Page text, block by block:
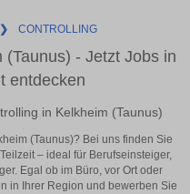
❯ CONTROLLING
- Jetzt Jobs in
entdecken
in Kelkheim (Taunus)
(Taunus)? Bei uns finden Sie
– ideal für Berufseinsteiger,
Egal ob im Büro, vor Ort oder
in Ihrer Region und bewerben Sie